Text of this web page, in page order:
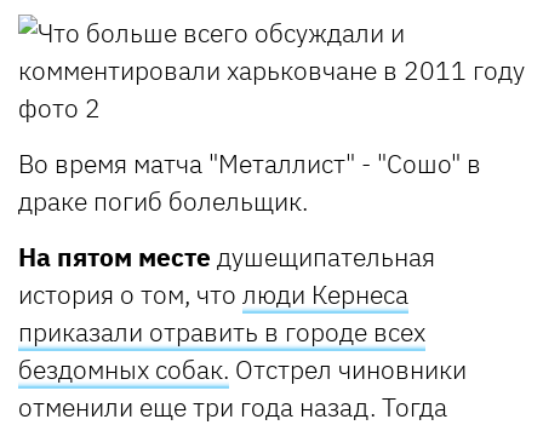
Во время матча "Металлист" - "Сошо" в
драке погиб болельщик.
На пятом месте душещипательная
история о том, что люди Кернеса
приказали отравить в городе всех
бездомных собак. Отстрел чиновники
отменили еще три года назад. Тогда